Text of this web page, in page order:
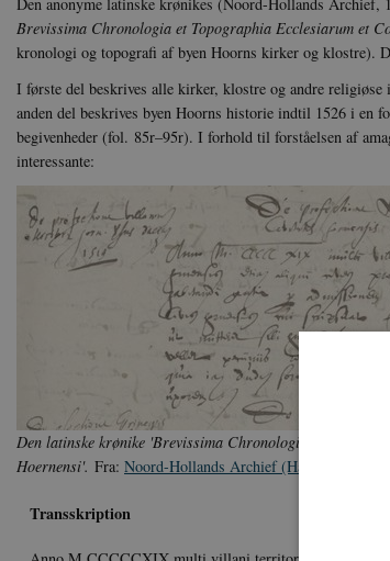
Den anonyme latinske krønikes (Noord-Hollands
Brevissima Chronologia et Topographia Ecclesiarum et
kronologi og topografi af byen Hoorns kirker og klostre).
I første del beskrives alle kirker, klostre og andre
anden del beskrives byen Hoorns historie indtil 1526 i
begivenheder (fol. 85r–95r). I forhold til forståelsen af
interessante:
Den latinske krønike 'Brevissima Chronologia et
Hoernensi'. Fra: Noord-Hollands Archief (Haarlem,
Transskription